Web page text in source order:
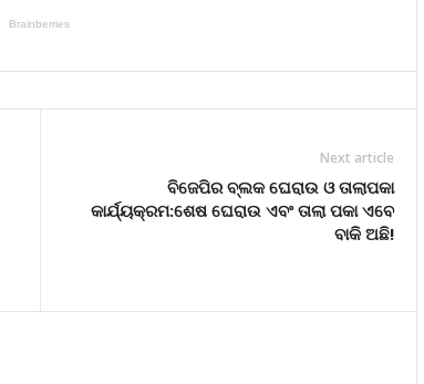
Next article
ବିଜେପିର ବ୍ଲକ ଘେରାଉ ଓ ତାଲାପକା
କାର୍ଯ୍ୟକ୍ରମ:ଶେଷ ଘେରାଉ ଏବଂ ତାଲା ପକା ଏବେ
ବାକି ଅଛି!